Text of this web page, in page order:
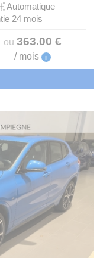
Automatique
24 mois
ou 363.00 €
/ mois i